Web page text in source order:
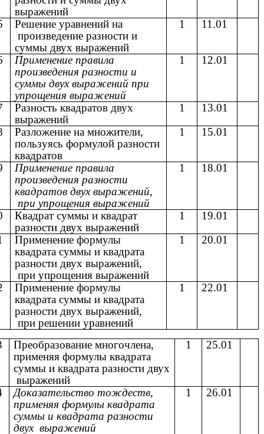
выражений
Решение уравнений на
произведение разности и
суммы двух выражений
1 11.01
Применение правила
произведения разности и
суммы двух выражений при
упрощения выражений
1 12.01
Разность квадратов двух
выражений
1
13.01
Разложение на множители,
пользуясь формулой разности
квадратов
1 15.01
Применение правила
произведения разности
квадратов двух выражений,
при упрощения выражений
1 18.01
Квадрат суммы и квадрат
разности двух выражений
1
19.01
Применение формулы
квадрата суммы и квадрата
разности двух выражений,
при упрощения выражений
1 20.01
Применение формулы
квадрата суммы и квадрата
разности двух выражений,
при решении уравнений
1 22.01
Преобразование многочлена,
применяя формулы квадрата
суммы и квадрата разности двух
выражений
1 25.01
Доказательство тождеств,
применяя формулы квадрата
суммы и квадрата разности
двух выражений
1 26.01